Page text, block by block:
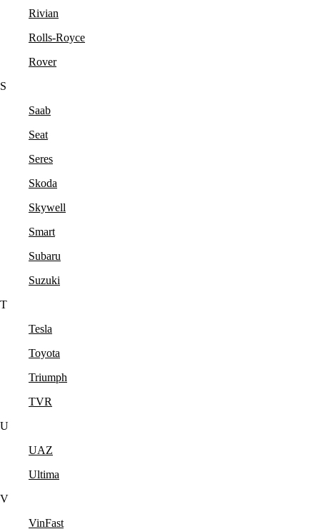
Rivian
Rolls-Royce
Rover
S
Saab
Seat
Seres
Skoda
Skywell
Smart
Subaru
Suzuki
T
Tesla
Toyota
Triumph
TVR
U
UAZ
Ultima
V
VinFast